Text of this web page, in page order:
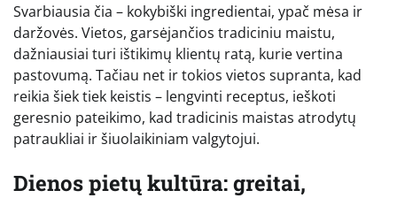
Svarbiausia čia – kokybiški ingredientai, ypač mėsa ir
daržovės. Vietos, garsėjančios tradiciniu maistu,
dažniausiai turi ištikimų klientų ratą, kurie vertina
pastovumą. Tačiau net ir tokios vietos supranta, kad
reikia šiek tiek keistis – lengvinti receptus, ieškoti
geresnio pateikimo, kad tradicinis maistas atrodytų
patraukliai ir šiuolaikiniam valgytojui.
Dienos pietų kultūra: greitai,